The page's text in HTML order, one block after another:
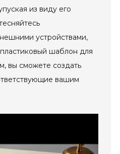
из виду его
устройствами,
шаблон для
вы сможете создать
вашим